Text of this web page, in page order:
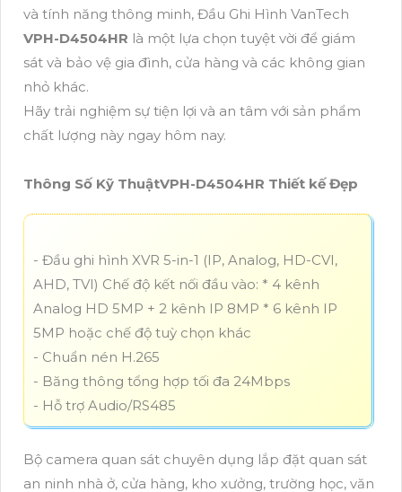
và tính năng thông minh, Đầu Ghi Hình VanTech
VPH-D4504HR là một lựa chọn tuyệt vời để giám
sát và bảo vệ gia đình, cửa hàng và các không gian
nhỏ khác.
Hãy trải nghiệm sự tiện lợi và an tâm với sản phẩm
chất lượng này ngay hôm nay.
Thông Số Kỹ ThuậtVPH-D4504HR Thiết kế Đẹp
- Đầu ghi hình XVR 5-in-1 (IP, Analog, HD-CVI,
AHD, TVI) Chế độ kết nối đầu vào: * 4 kênh
Analog HD 5MP + 2 kênh IP 8MP * 6 kênh IP
5MP hoặc chế độ tuỳ chọn khác
- Chuẩn nén H.265
- Băng thông tổng hợp tối đa 24Mbps
- Hỗ trợ Audio/RS485
Bộ camera quan sát chuyên dụng lắp đặt quan sát
an ninh nhà ở, cửa hàng, kho xưởng, trường học, văn